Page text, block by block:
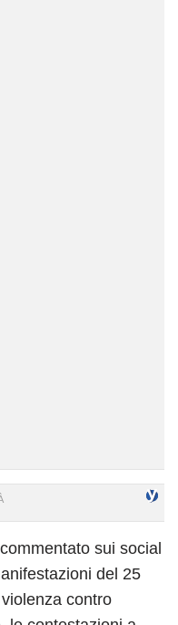
sui social
del 25
contro